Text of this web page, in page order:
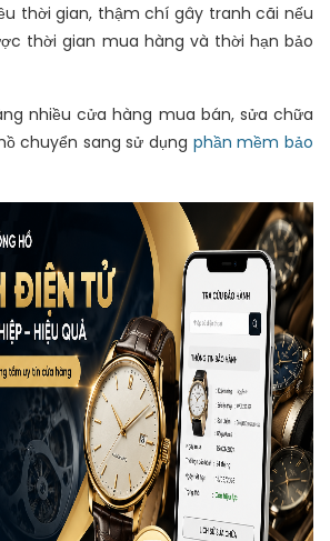
thời gian, thậm chí gây tranh cãi nếu
thời gian mua hàng và thời hạn bảo
nhiều cửa hàng mua bán, sửa chữa
chuyển sang sử dụng phần mềm bảo